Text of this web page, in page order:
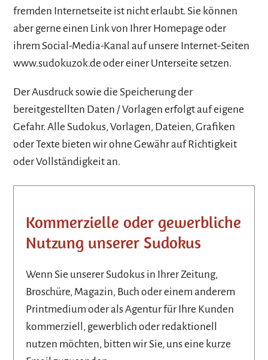
fremden Internetseite ist nicht erlaubt. Sie können
aber gerne einen Link von Ihrer Homepage oder
ihrem Social-Media-Kanal auf unsere Internet-Seiten
www.sudokuzok.de oder einer Unterseite setzen.
Der Ausdruck sowie die Speicherung der
bereitgestellten Daten / Vorlagen erfolgt auf eigene
Gefahr. Alle Sudokus, Vorlagen, Dateien, Grafiken
oder Texte bieten wir ohne Gewähr auf Richtigkeit
oder Vollständigkeit an.
Kommerzielle oder gewerbliche
Nutzung unserer Sudokus
Wenn Sie unserer Sudokus in Ihrer Zeitung,
Broschüre, Magazin, Buch oder einem anderem
Printmedium oder als Agentur für Ihre Kunden
kommerziell, gewerblich oder redaktionell
nutzen möchten, bitten wir Sie, uns eine kurze